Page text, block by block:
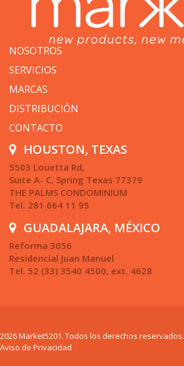
NOSOTROS
SERVICIOS
MARCAS
DISTRIBUCIÓN
CONTACTO
HOUSTON, TEXAS
5503 Louetta Rd,
Suite A- C, Spring Texas 77379
THE PALMS CONDOMINIUM
Tel. 281 664 11 95
GUADALAJARA, MÉXICO
Reforma 3056
Residencial Juan Manuel
Tel. 52 (33) 3540 4500, ext. 4628
2026 Market5201. Todos los derechos reservados.
Aviso de Privacidad